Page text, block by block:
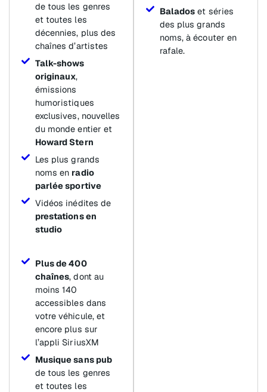
de tous les genres
et toutes les
décennies, plus des
chaînes d’artistes
Talk-shows
originaux,
émissions
humoristiques
exclusives, nouvelles
du monde entier et
Howard Stern
Les plus grands
noms en radio
parlée sportive
Vidéos inédites de
prestations en
studio
Plus de 400
chaînes, dont au
moins 140
accessibles dans
votre véhicule, et
encore plus sur
l’appli SiriusXM
Musique sans pub
de tous les genres
et toutes les
Balados et séries
des plus grands
noms, à écouter en
rafale.